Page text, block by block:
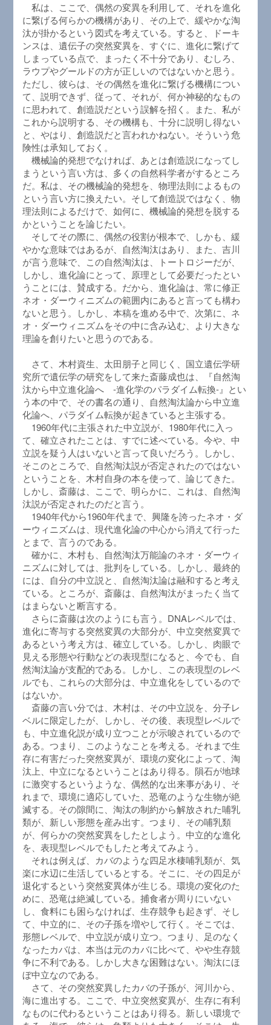
私は、ここで、偶然の変異を利用して、それを進化
に繋げる何らかの機構があり、その上で、緩やかな淘
汰が掛かるという図式を考えている。すると、ドーキ
ンスは、遺伝子の突然変異を、すぐに、進化に繋げて
しまっている点で、まったく不十分であり、むしろ、
ラウプやグールドの方が正しいのではないかと思う。
ただし、彼らは、その偶然を進化に繋げる機構につい
て、説明できず、従って、それが、何か神秘的なもの
に思われて、創造説だという誤解を招く。また、私が
これから説明する、その機構も、十分に説明し得ない
と、やはり、創造説だと言われかねない。そういう危
険性は承知しておく。
機械論的発想でなければ、あとは創造説になってし
まうという言い方は、多くの自然科学者がするところ
だ。私は、その機械論的発想を、物理法則によるもの
という言い方に換えたい。そして創造説ではなく、物
理法則によるだけで、如何に、機械論的発想を脱する
かということを論じたい。
そしてその際に、偶然の役割が根本で、しかも、緩
やかな意味ではあるが、自然淘汰はあり、また、吉川
が言う意味で、この自然淘汰は、トートロジーだが、
しかし、進化論にとって、原理として必要だったとい
うことには、賛成する。だから、進化論は、常に修正
ネオ・ダーウィニズムの範囲内にあると言っても構わ
ないと思う。しかし、本稿を進める中で、次第に、ネ
オ・ダーウィニズムをその中に含み込む、より大きな
理論を創りたいと思うのである。
さて、木村資生、太田朋子と同じく、国立遺伝学研
究所で遺伝学の研究をして来た斎藤成也は、『自然淘
汰から中立進化論へ -進化学のパラダイム転換-』とい
う本の中で、その書名の通り、自然淘汰論から中立進
化論へ、パラダイム転換が起きていると主張する。
1960年代に主張された中立説が、1980年代に入っ
て、確立されたことは、すでに述べている。今や、中
立説を疑う人はいないと言って良いだろう。しかし、
そこのところで、自然淘汰説が否定されたのではない
ということを、木村自身の本を使って、論じてきた。
しかし、斎藤は、ここで、明らかに、これは、自然淘
汰説が否定されたのだと言う。
1940年代から1960年代まで、興隆を誇ったネオ・ダ
ーウィニズムは、現代進化論の中心から消えて行った
とまで、言うのである。
確かに、木村も、自然淘汰万能論のネオ・ダーウィ
ニズムに対しては、批判をしている。しかし、最終的
には、自分の中立説と、自然淘汰論は融和すると考え
ている。ところが、斎藤は、自然淘汰がまったく当て
はまらないと断言する。
さらに斎藤は次のようにも言う。DNAレベルでは、
進化に寄与する突然変異の大部分が、中立突然変異で
あるという考え方は、確立している。しかし、肉眼で
見える形態や行動などの表現型になると、今でも、自
然淘汰論が支配的である。しかし、この表現型のレベ
ルでも、これらの大部分は、中立進化をしているので
はないか。
斎藤の言い分では、木村は、その中立説を、分子レ
ベルに限定したが、しかし、その後、表現型レベルで
も、中立進化説が成り立つことが示唆されているので
ある。つまり、このようなことを考える。それまで生
存に有害だった突然変異が、環境の変化によって、淘
汰上、中立になるということはあり得る。隕石が地球
に激突するというような、偶然的な出来事があり、そ
れまで、環境に適応していた、恐竜のような生物が絶
滅する。その隙間に、淘汰の制約から解放された哺乳
類が、新しい形態を産み出す。つまり、その哺乳類
が、何らかの突然変異をしたとしよう。中立的な進化
を、表現型レベルでもしたと考えてみよう。
それは例えば、カバのような四足水棲哺乳類が、気
楽に水辺に生活しているとする。そこに、その四足が
退化するという突然変異体が生じる。環境の変化のた
めに、恐竜は絶滅している。捕食者が周りにいない
し、食料にも困らなければ、生存競争も起きず、そし
て、中立的に、その子孫を増やして行く。そこでは、
形態レベルで、中立説が成り立つ。つまり、足のなく
なったカバは、本当は元のカバに比べて、やや生存競
争に不利である。しかし大きな困難はない。淘汰にほ
ぼ中立なのである。
さて、その突然変異したカバの子孫が、河川から、
海に進出する。ここで、中立突然変異が、生存に有利
なものに代わるということはあり得る。新しい環境で